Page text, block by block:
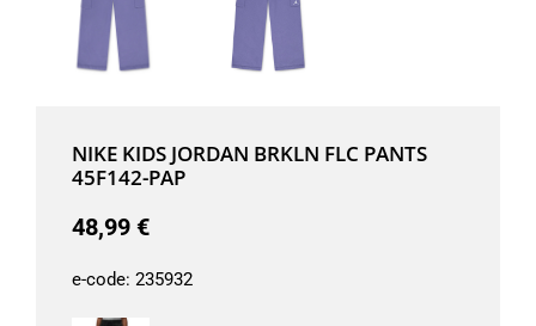
NIKE KIDS JORDAN BRKLN FLC PANTS
45F142-PAP
48,99 €
e-code: 235932